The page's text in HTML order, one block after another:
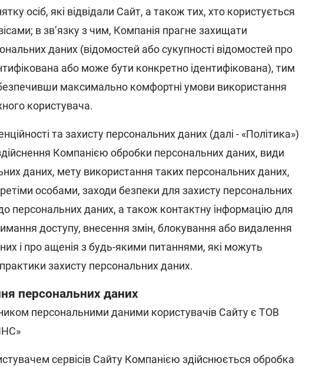
осіб, які відвідали Сайт, а також тих, хто користується
в зв’язку з чим, Компанія прагне захищати
даних (відомостей або сукупності відомостей про
або може бути конкретно ідентифікована), тим
максимально комфортні умови використання
користувача.
та захисту персональних даних (далі - «Політика»)
Компанією обробки персональних даних, види
даних, мету використання таких персональних даних,
особами, заходи безпеки для захисту персональних
персональних даних, а також контактну інформацію для
доступу, внесення змін, блокування або видалення
і про ащенія з будь-якими питаннями, які можуть
захисту персональних даних.
персональних даних
персональними даними користувачів Сайту є ТОВ
сервісів Сайту Компанією здійснюється обробка